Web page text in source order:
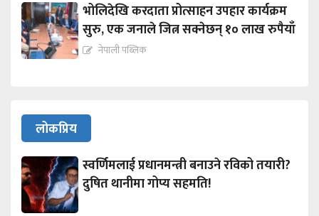
भोलिदेखि करदाता प्रोत्साहन उपहार कार्यक्रम
सुरु, एक जनाले जित्न सक्नेछन् १० लाख रुपैयाँ
नेपाली पब्लिक
लोकप्रिय
स्वर्णिमलाई प्रधानमन्त्री बनाउने रविको तयारी?
दुषित थानीमा गोप्य सहमति!